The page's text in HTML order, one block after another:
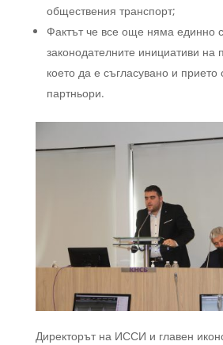
обществения транспорт;
Фактът че все още няма единно
законодателните инициативи на
което да е съгласувано и прието
партньори.
Директорът на ИССИ и главен